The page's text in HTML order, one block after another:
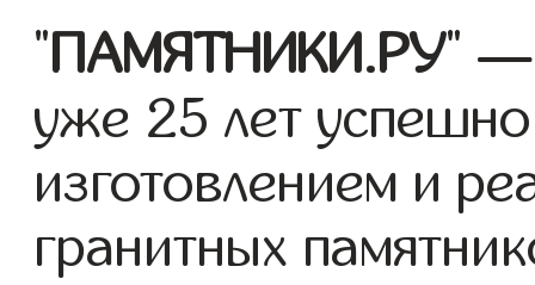
"ПАМЯТНИКИ.РУ" —
уже 25 лет
изготовлением и
гранитных